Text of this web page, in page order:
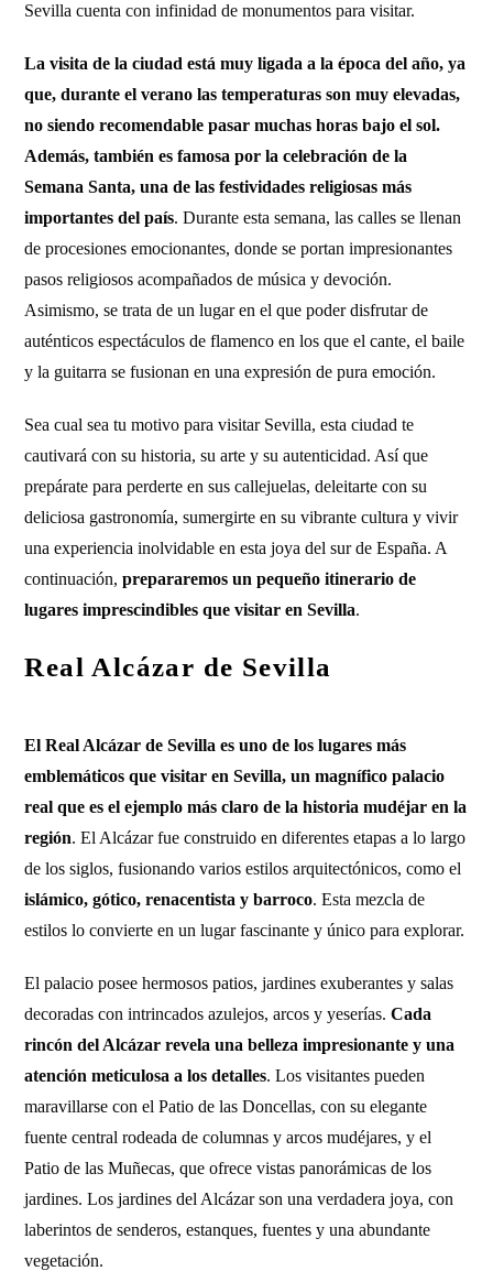
Sevilla cuenta con infinidad de monumentos para visitar.
La visita de la ciudad está muy ligada a la época del año, ya
que, durante el verano las temperaturas son muy elevadas,
no siendo recomendable pasar muchas horas bajo el sol.
Además, también es famosa por la celebración de la
Semana Santa, una de las festividades religiosas más
importantes del país. Durante esta semana, las calles se llenan
de procesiones emocionantes, donde se portan impresionantes
pasos religiosos acompañados de música y devoción.
Asimismo, se trata de un lugar en el que poder disfrutar de
auténticos espectáculos de flamenco en los que el cante, el baile
y la guitarra se fusionan en una expresión de pura emoción.
Sea cual sea tu motivo para visitar Sevilla, esta ciudad te
cautivará con su historia, su arte y su autenticidad. Así que
prepárate para perderte en sus callejuelas, deleitarte con su
deliciosa gastronomía, sumergirte en su vibrante cultura y vivir
una experiencia inolvidable en esta joya del sur de España. A
continuación,prepararemos un pequeño itinerario de
lugares imprescindibles que visitar en Sevilla.
Real Alcázar de Sevilla
El Real Alcázar de Sevilla es uno de los lugares más
emblemáticos que visitar en Sevilla, un magnífico palacio
real que es el ejemplo más claro de la historia mudéjar en la
región. El Alcázar fue construido en diferentes etapas a lo largo
de los siglos, fusionando varios estilos arquitectónicos, como el
islámico, gótico, renacentista y barroco. Esta mezcla de
estilos lo convierte en un lugar fascinante y único para explorar.
El palacio posee hermosos patios, jardines exuberantes y salas
decoradas con intrincados azulejos, arcos y yeserías.Cada
rincón del Alcázar revela una belleza impresionante y una
atención meticulosa a los detalles. Los visitantes pueden
maravillarse con el Patio de las Doncellas, con su elegante
fuente central rodeada de columnas y arcos mudéjares, y el
Patio de las Muñecas, que ofrece vistas panorámicas de los
jardines. Los jardines del Alcázar son una verdadera joya, con
laberintos de senderos, estanques, fuentes y una abundante
vegetación.